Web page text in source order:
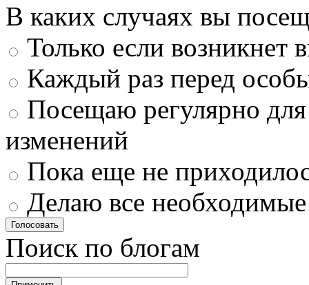
В каких случаях вы
Только если возникнет
Каждый раз перед
Посещаю регулярно
изменений
Пока еще не
Делаю все
Поиск по блогам